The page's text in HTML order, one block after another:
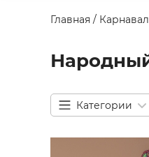
Главная /
Категории